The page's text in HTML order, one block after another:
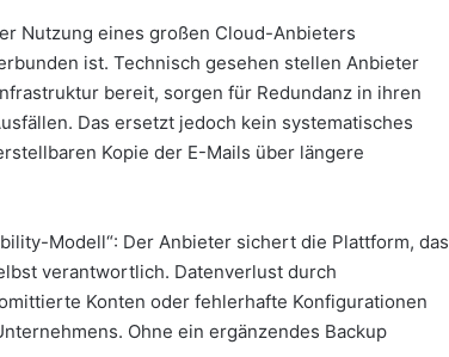
Nutzung eines großen Cloud-Anbieters
ist. Technisch gesehen stellen Anbieter
bereit, sorgen für Redundanz in ihren
Das ersetzt jedoch kein systematisches
Kopie der E-Mails über längere
Modell“: Der Anbieter sichert die Plattform, das
verantwortlich. Datenverlust durch
Konten oder fehlerhafte Konfigurationen
Ohne ein ergänzendes Backup